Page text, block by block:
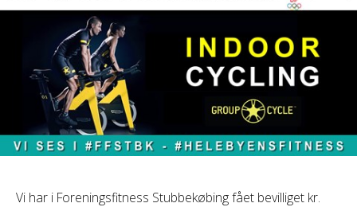
Vi har i Foreningsfitness Stubbekøbing fået bevilliget kr.